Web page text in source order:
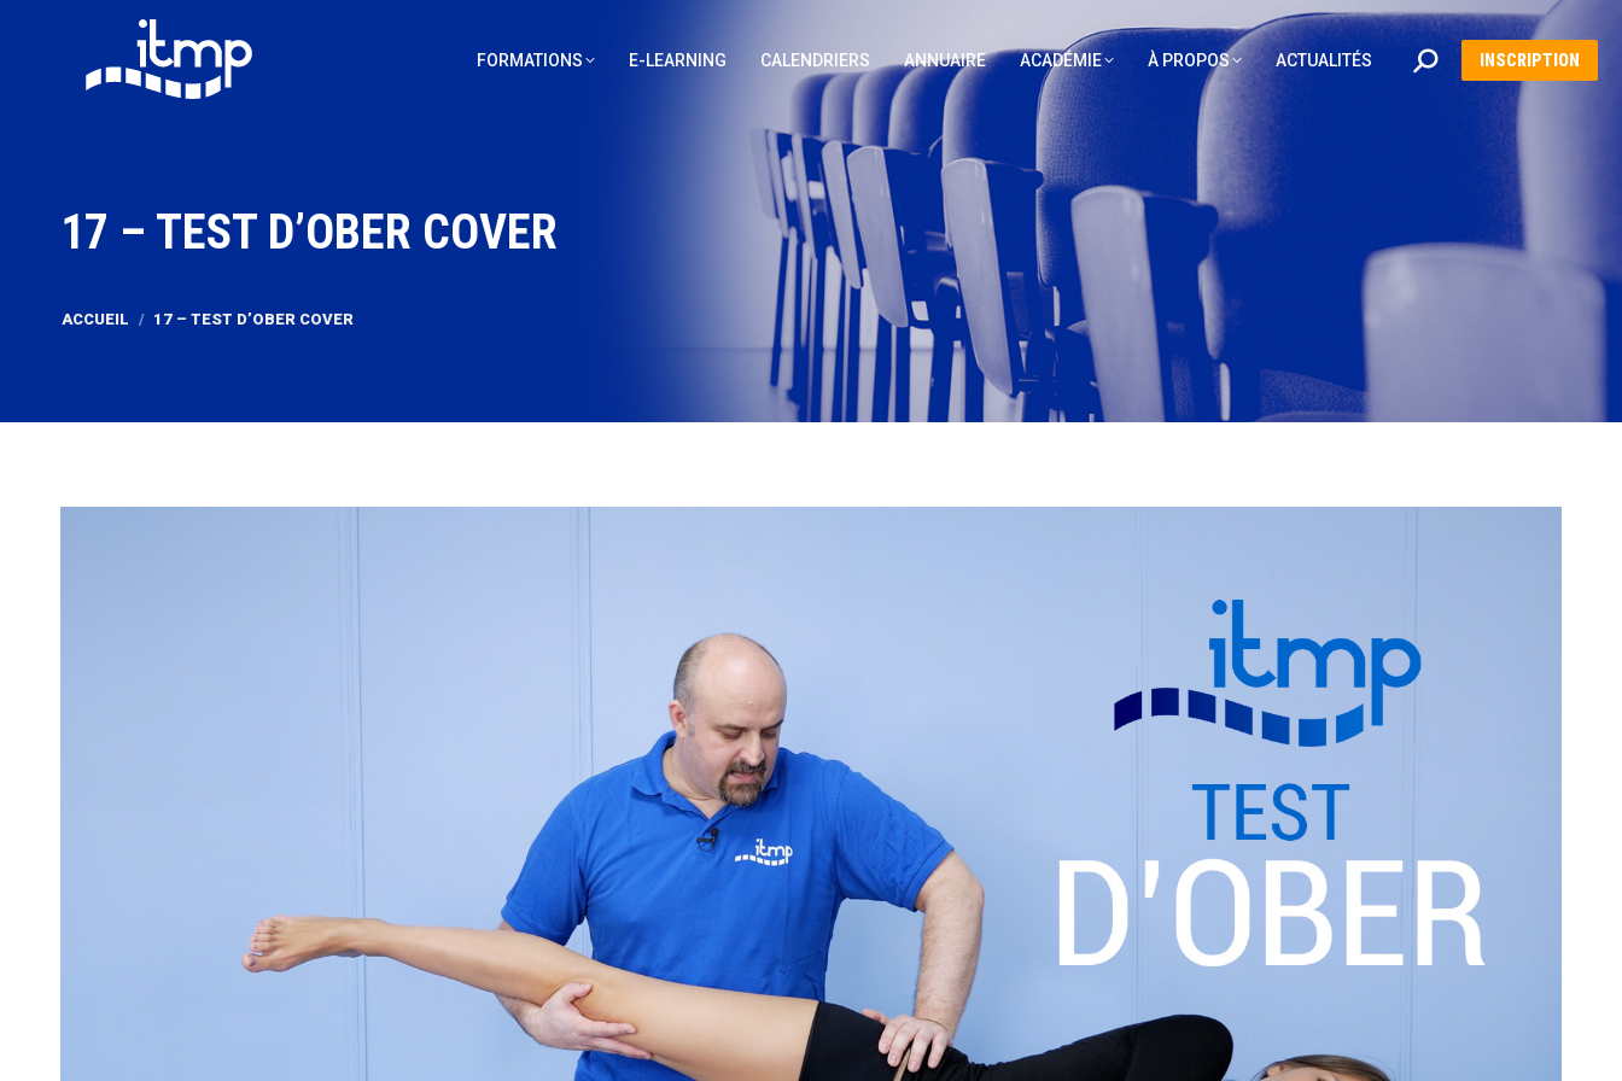
FORMATIONS E-LEARNING CALENDRIERS ANNUAIRE ACADÉMIE À PROPOS ACTUALITÉS
RechercheINSCRIPTION
17 – TEST D’OBER COVER
ACCUEIL 17 – TEST D’OBER COVER